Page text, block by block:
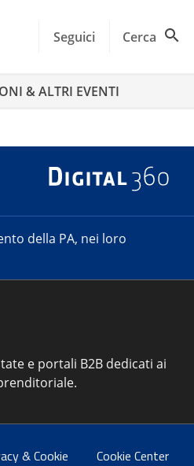
Seguici Cerca
& ALTRI EVENTI
della PA, nei loro
e portali B2B dedicati ai
& Cookie Cookie Center